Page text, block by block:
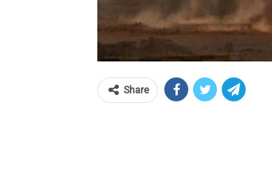
Share